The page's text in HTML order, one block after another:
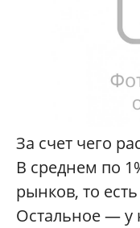
За счет чего
В среднем по
рынков, то
Остальное — у